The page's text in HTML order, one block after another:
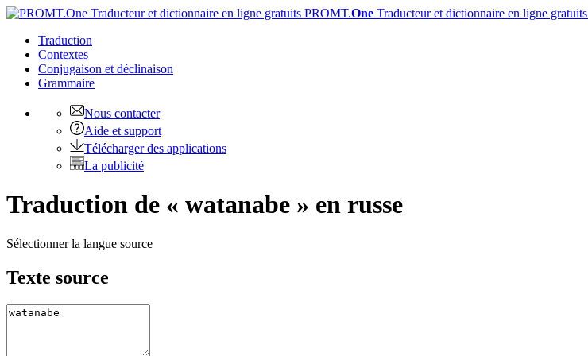
PROMT.One Traducteur et dictionnaire en ligne gratuits
Traduction
Contextes
Conjugaison et déclinaison
Grammaire
Nous contacter
Aide et support
Télécharger des applications
La publicité
Traduction de « watanabe » en russe
Sélectionner la langue source
Texte source